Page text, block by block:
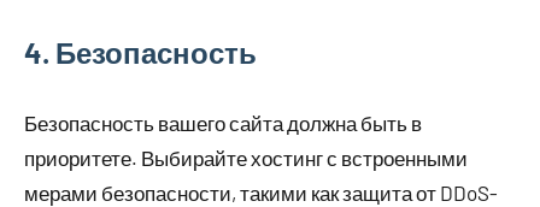
4. Безопасность
Безопасность вашего сайта должна быть в
приоритете. Выбирайте хостинг с встроенными
мерами безопасности, такими как защита от DDoS-